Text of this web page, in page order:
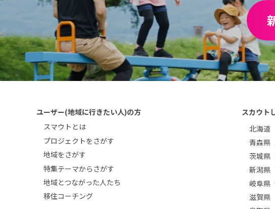
ユーザー(地域に行きたい人)の方
スマウトとは
プロジェクトをさがす
地域をさがす
特集テーマからさがす
地域とつながった人たち
移住コーチング
スカウト
北海道
青森県
茨城県
新潟県
岐阜県
滋賀県